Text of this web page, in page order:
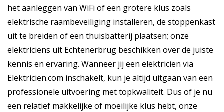
het aanleggen van WiFi of een grotere klus zoals
elektrische raambeveiliging installeren, de stoppenkast
uit te breiden of een thuisbatterij plaatsen; onze
elektriciens uit Echtenerbrug beschikken over de juiste
kennis en ervaring. Wanneer jij een elektricien via
Elektricien.com inschakelt, kun je altijd uitgaan van een
professionele uitvoering met topkwaliteit. Dus of je nu
een relatief makkelijke of moeilijke klus hebt, onze